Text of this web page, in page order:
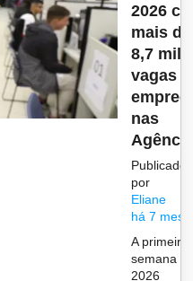
2026
mais de
8,7 mil
vagas
nas
Publicado
por
Eliane
há 7
A primeira
semana
2026